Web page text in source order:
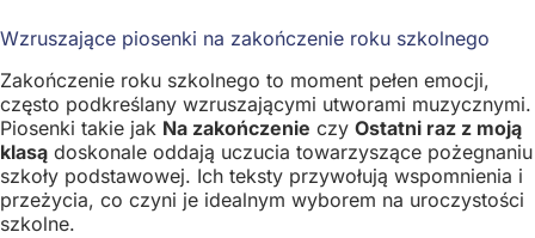
Wzruszające piosenki na zakończenie roku szkolnego
Zakończenie roku szkolnego to moment pełen emocji,
często podkreślany wzruszającymi utworami muzycznymi.
Piosenki takie jak Na zakończenie czy Ostatni raz z moją
klasą doskonale oddają uczucia towarzyszące pożegnaniu
szkoły podstawowej. Ich teksty przywołują wspomnienia i
przeżycia, co czyni je idealnym wyborem na uroczystości
szkolne.